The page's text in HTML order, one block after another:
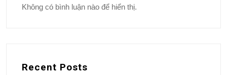
Không có bình luận nào để hiển thị.
Recent Posts